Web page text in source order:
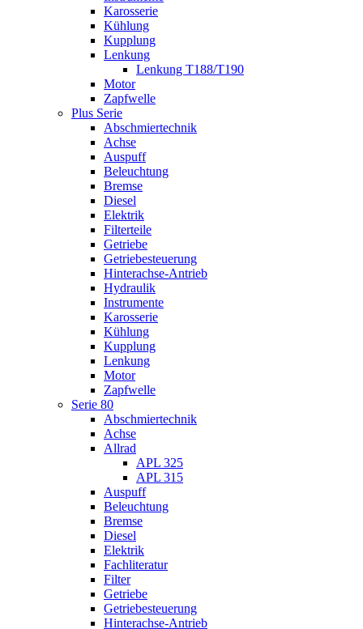
Karosserie
Kühlung
Kupplung
Lenkung
Lenkung T188/T190
Motor
Zapfwelle
Plus Serie
Abschmiertechnik
Achse
Auspuff
Beleuchtung
Bremse
Diesel
Elektrik
Filterteile
Getriebe
Getriebesteuerung
Hinterachse-Antrieb
Hydraulik
Instrumente
Karosserie
Kühlung
Kupplung
Lenkung
Motor
Zapfwelle
Serie 80
Abschmiertechnik
Achse
Allrad
APL 325
APL 315
Auspuff
Beleuchtung
Bremse
Diesel
Elektrik
Fachliteratur
Filter
Getriebe
Getriebesteuerung
Hinterachse-Antrieb